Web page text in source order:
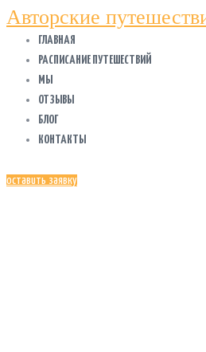
Авторские
ГЛАВНАЯ
РАСПИСАНИЕ ПУТЕШЕСТВИЙ
МЫ
ОТЗЫВЫ
БЛОГ
КОНТАКТЫ
оставить заявку